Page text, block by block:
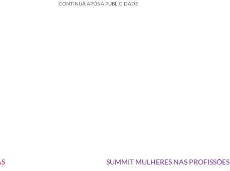
CONTINUA APÓS A PUBLICIDADE
SUMMIT MULHERES NAS PROFISSÕES